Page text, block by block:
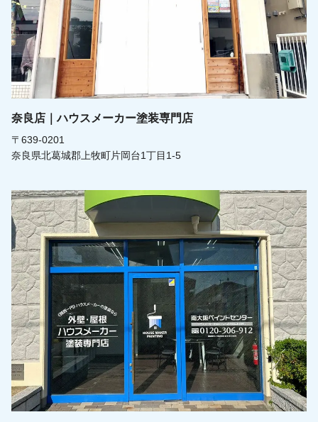
奈良店｜ハウスメーカー塗装専門店
〒639-0201
奈良県北葛城郡上牧町片岡台1丁目1-5